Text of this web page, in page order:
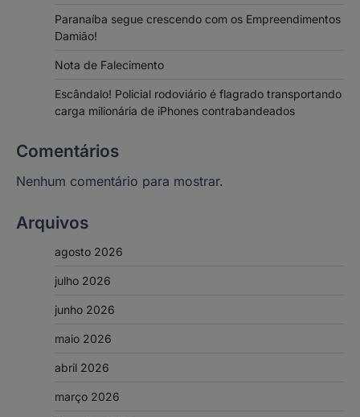
Paranaíba segue crescendo com os Empreendimentos
Damião!
Nota de Falecimento
Escândalo! Policial rodoviário é flagrado transportando
carga milionária de iPhones contrabandeados
Comentários
Nenhum comentário para mostrar.
Arquivos
agosto 2026
julho 2026
junho 2026
maio 2026
abril 2026
março 2026